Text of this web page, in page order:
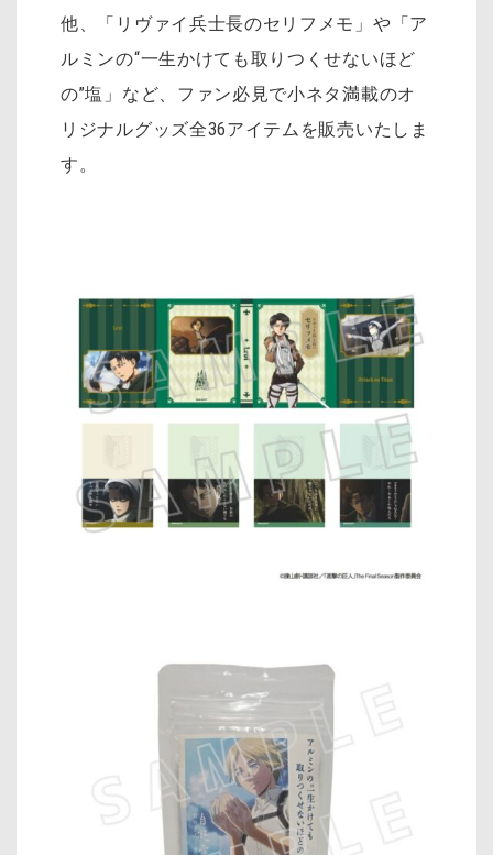
他、「リヴァイ兵士長のセリフメモ」や「ア
ルミンの“一生かけても取りつくせないほど
の”塩」など、ファン必見で小ネタ満載のオ
リジナルグッズ全36アイテムを販売いたしま
す。